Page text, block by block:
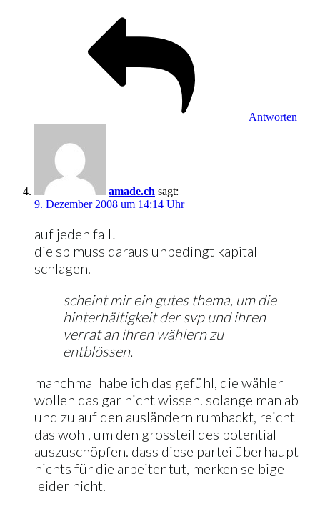
Antworten
amade.ch sagt:
9. Dezember 2008 um 14:14 Uhr
auf jeden fall!
die sp muss daraus unbedingt kapital
schlagen.
scheint mir ein gutes thema, um die
hinterhältigkeit der svp und ihren
verrat an ihren wählern zu
entblössen.
manchmal habe ich das gefühl, die wähler
wollen das gar nicht wissen. solange man ab
und zu auf den ausländern rumhackt, reicht
das wohl, um den grossteil des potential
auszuschöpfen. dass diese partei überhaupt
nichts für die arbeiter tut, merken selbige
leider nicht.